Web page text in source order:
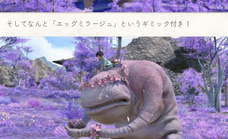
そしてなんと「エッグミラージュ」というギミック付き！